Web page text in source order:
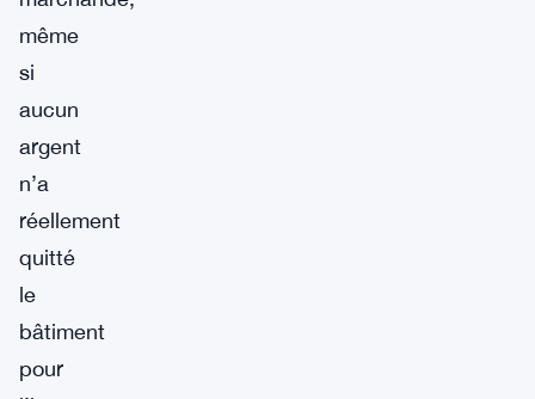
même
si
aucun
argent
n’a
réellement
quitté
le
bâtiment
pour